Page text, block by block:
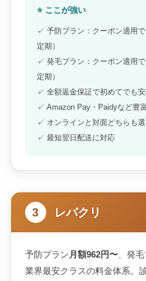
⭐ ここが強い
✓ 予防プラン：クーポン適用で
定期）
✓ 発毛プラン：クーポン適用で
定期）
✓ 全額返金保証で初めてでも
✓ Amazon Pay・Paidyなど豊
✓ オンラインと対面どちらも
✓ 最短翌日配送に対応
3 レバクリ
予防プラン 月額962円〜、発毛
業界最安クラスの料金体系。